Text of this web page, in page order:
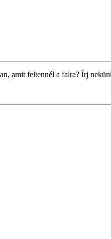
amit feltennél a falra? Írj